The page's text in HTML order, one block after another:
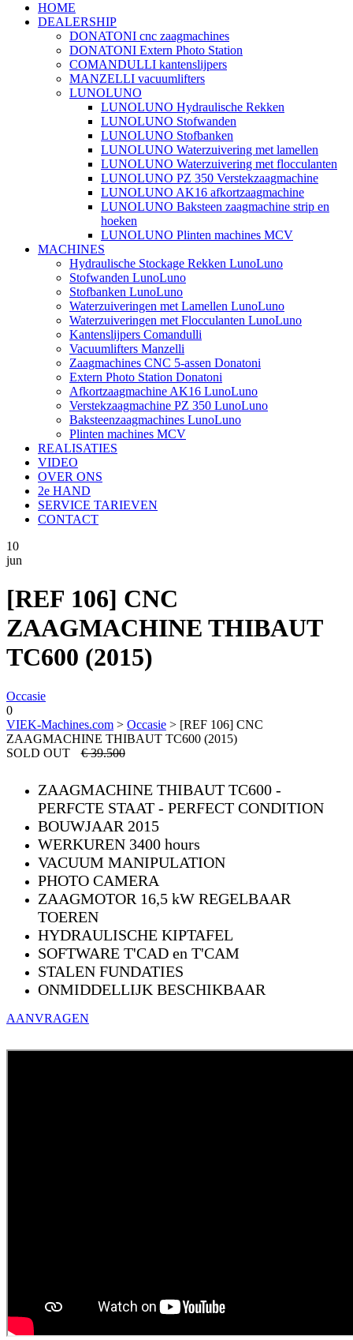
HOME
DEALERSHIP
DONATONI cnc zaagmachines
DONATONI Extern Photo Station
COMANDULLI kantenslijpers
MANZELLI vacuumlifters
LUNOLUNO
LUNOLUNO Hydraulische Rekken
LUNOLUNO Stofwanden
LUNOLUNO Stofbanken
LUNOLUNO Waterzuivering met lamellen
LUNOLUNO Waterzuivering met flocculanten
LUNOLUNO PZ 350 Verstekzaagmachine
LUNOLUNO AK16 afkortzaagmachine
LUNOLUNO Baksteen zaagmachine strip en
hoeken
LUNOLUNO Plinten machines MCV
MACHINES
Hydraulische Stockage Rekken LunoLuno
Stofwanden LunoLuno
Stofbanken LunoLuno
Waterzuiveringen met Lamellen LunoLuno
Waterzuiveringen met Flocculanten LunoLuno
Kantenslijpers Comandulli
Vacuumlifters Manzelli
Zaagmachines CNC 5-assen Donatoni
Extern Photo Station Donatoni
Afkortzaagmachine AK16 LunoLuno
Verstekzaagmachine PZ 350 LunoLuno
Baksteenzaagmachines LunoLuno
Plinten machines MCV
REALISATIES
VIDEO
OVER ONS
2e HAND
SERVICE TARIEVEN
CONTACT
10
jun
[REF 106] CNC
ZAAGMACHINE THIBAUT
TC600 (2015)
Occasie
0
VIEK-Machines.com > Occasie > [REF 106] CNC
ZAAGMACHINE THIBAUT TC600 (2015)
SOLD OUT
€ 39.500
ZAAGMACHINE THIBAUT TC600 -
PERFCTE STAAT - PERFECT CONDITION
BOUWJAAR 2015
WERKUREN 3400 hours
VACUUM MANIPULATION
PHOTO CAMERA
ZAAGMOTOR 16,5 kW REGELBAAR
TOEREN
HYDRAULISCHE KIPTAFEL
SOFTWARE T'CAD en T'CAM
STALEN FUNDATIES
ONMIDDELLIJK BESCHIKBAAR
AANVRAGEN